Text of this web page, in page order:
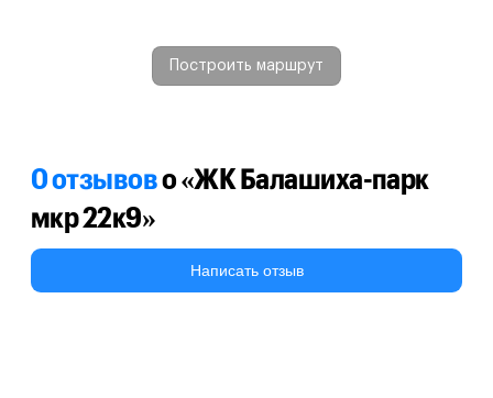
Построить маршрут
0 отзывово «ЖК Балашиха-парк
мкр 22к9»
Написать отзыв